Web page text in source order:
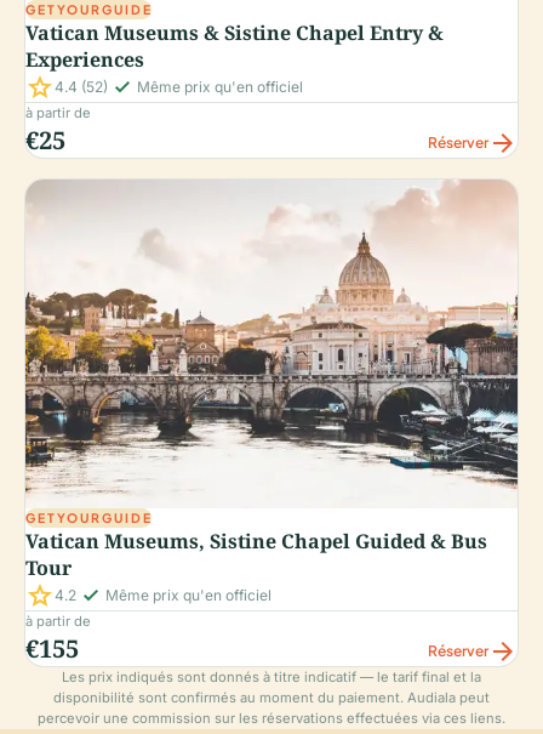
GETYOURGUIDE
Vatican Museums & Sistine Chapel Entry &
Experiences
star4.4 (52) check_small Même prix qu'en officiel
à partir de
€25 Réserverarrow_forward
GETYOURGUIDE
Vatican Museums, Sistine Chapel Guided & Bus
Tour
star4.2 check_small Même prix qu'en officiel
à partir de
€155 Réserverarrow_forward
Les prix indiqués sont donnés à titre indicatif — le tarif final et la
disponibilité sont confirmés au moment du paiement. Audiala peut
percevoir une commission sur les réservations effectuées via ces liens.